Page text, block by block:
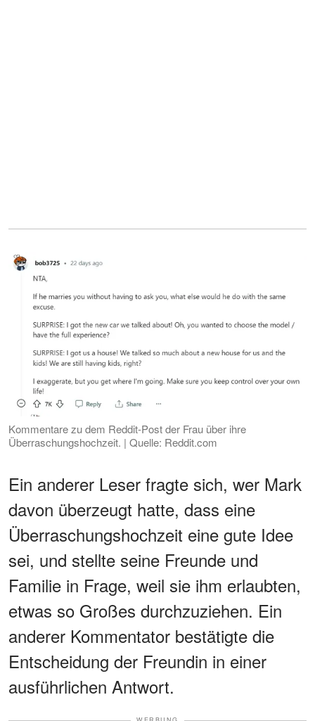
Kommentare zu dem Reddit-Post der Frau über ihre
Überraschungshochzeit. | Quelle: Reddit.com
Ein anderer Leser fragte sich, wer Mark
davon überzeugt hatte, dass eine
Überraschungshochzeit eine gute Idee
sei, und stellte seine Freunde und
Familie in Frage, weil sie ihm erlaubten,
etwas so Großes durchzuziehen. Ein
anderer Kommentator bestätigte die
Entscheidung der Freundin in einer
ausführlichen Antwort.